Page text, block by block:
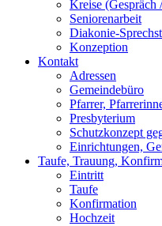
Kreise (Gespräch
Seniorenarbeit
Diakonie-
Konzeption
Kontakt
Adressen
Gemeindebüro
Pfarrer,
Presbyterium
Schutzkonzept
Einrichtungen,
Taufe, Trauung,
Eintritt
Taufe
Konfirmation
Hochzeit